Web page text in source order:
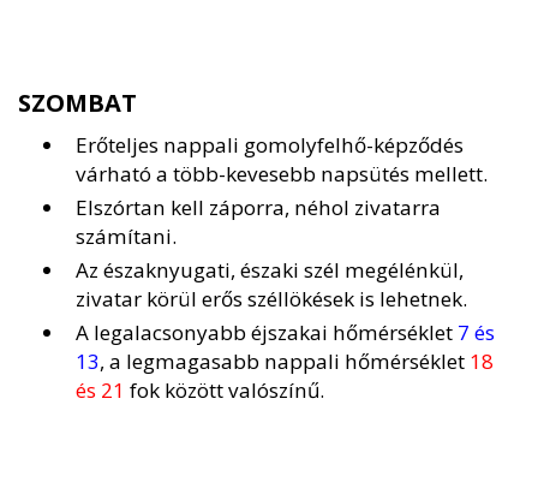
SZOMBAT
Erőteljes nappali gomolyfelhő-képződés
várható a több-kevesebb napsütés mellett.
Elszórtan kell záporra, néhol zivatarra
számítani.
Az északnyugati, északi szél megélénkül,
zivatar körül erős széllökések is lehetnek.
A legalacsonyabb éjszakai hőmérséklet 7 és
13, a legmagasabb nappali hőmérséklet 18
és 21 fok között valószínű.